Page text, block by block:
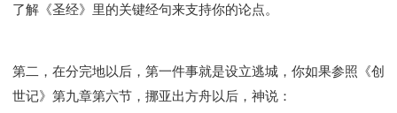
耶稣基督的福音
智慧与悟性
从辖制中得自由
属灵人的好习惯
打开天上祝福的窗口
神迹系列
愚蠢系列
胜过撒但系列
得胜的性格
了解《圣经》里的关键经句来支持你的论点。
第二，在分完地以后，第一件事就是设立逃城，你如果参照《创
世记》第九章第六节，挪亚出方舟以后，神说：